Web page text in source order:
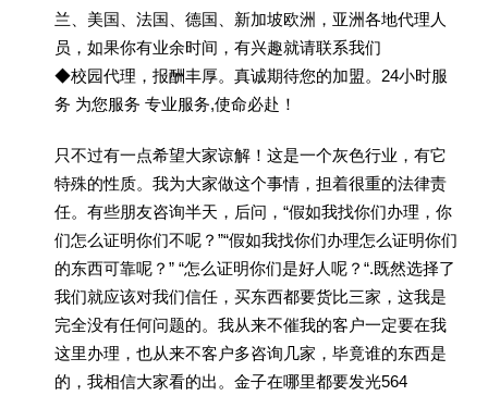
兰、美国、法国、德国、新加坡欧洲，亚洲各地代理人
员，如果你有业余时间，有兴趣就请联系我们
◆校园代理，报酬丰厚。真诚期待您的加盟。24小时服
务 为您服务 专业服务,使命必赴！
只不过有一点希望大家谅解！这是一个灰色行业，有它
特殊的性质。我为大家做这个事情，担着很重的法律责
任。有些朋友咨询半天，后问，“假如我找你们办理，你
们怎么证明你们不呢？”“假如我找你们办理怎么证明你们
的东西可靠呢？” “怎么证明你们是好人呢？“.既然选择了
我们就应该对我们信任，买东西都要货比三家，这我是
完全没有任何问题的。我从来不催我的客户一定要在我
这里办理，也从来不客户多咨询几家，毕竟谁的东西是
的，我相信大家看的出。金子在哪里都要发光564